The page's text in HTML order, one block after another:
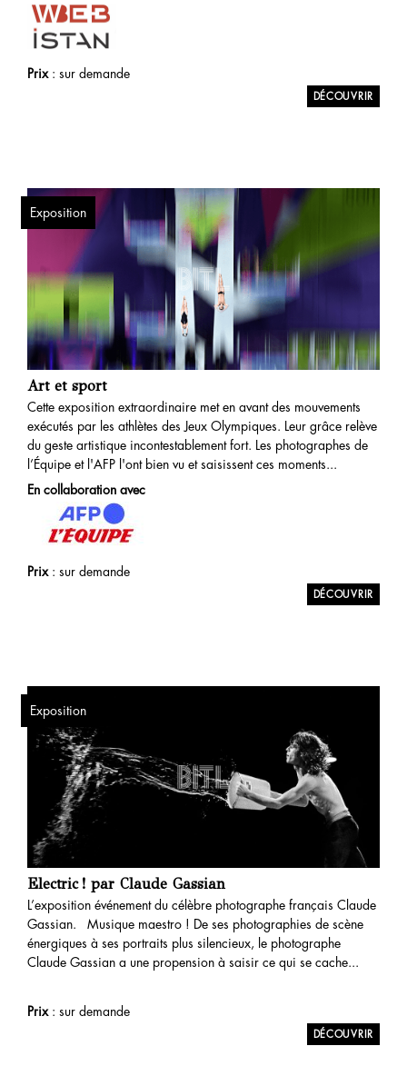
Prix: sur demande
Art et sport
Cette exposition extraordinaire met en avant des mouvements
exécutés par les athlètes des Jeux Olympiques. Leur grâce relève
du geste artistique incontestablement fort. Les photographes de
l’Équipe et l'AFP l'ont bien vu et saisissent ces moments...
En collaboration avec
Prix: sur demande
Exposition
Electric ! par Claude Gassian
L’exposition événement du célèbre photographe français Claude
Gassian. Musique maestro ! De ses photographies de scène
énergiques à ses portraits plus silencieux, le photographe
Claude Gassian a une propension à saisir ce qui se cache...
Prix: sur demande
Exposition